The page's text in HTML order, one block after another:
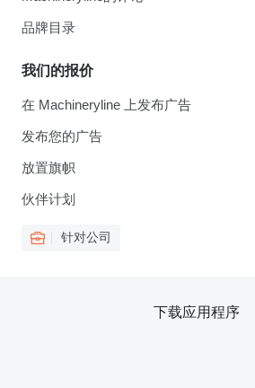
品牌目录
我们的报价
在 Machineryline 上发布广告
发布您的广告
放置旗帜
伙伴计划
针对公司
下载应用程序